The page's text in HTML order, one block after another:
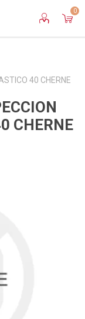
0
40 CHERNE
CHERNE